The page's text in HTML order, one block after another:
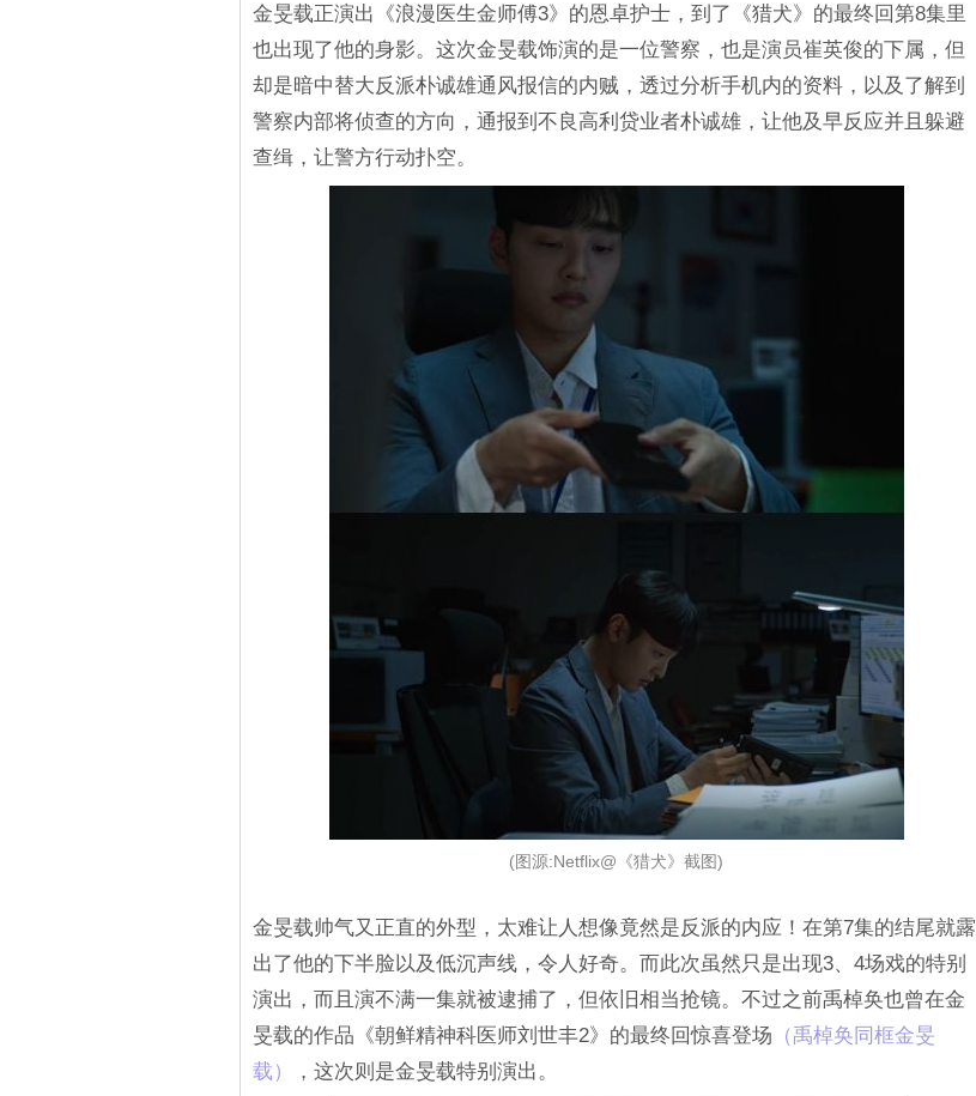
金旻载正演出《浪漫医生金师傅3》的恩卓护士，到了《猎犬》的最终回第8集里
也出现了他的身影。这次金旻载饰演的是一位警察，也是演员崔英俊的下属，但
却是暗中替大反派朴诚雄通风报信的内贼，透过分析手机内的资料，以及了解到
警察内部将侦查的方向，通报到不良高利贷业者朴诚雄，让他及早反应并且躲避
查缉，让警方行动扑空。
(图源:Netflix@《猎犬》截图)
金旻载帅气又正直的外型，太难让人想像竟然是反派的内应！在第7集的结尾就露
出了他的下半脸以及低沉声线，令人好奇。而此次虽然只是出现3、4场戏的特别
演出，而且演不满一集就被逮捕了，但依旧相当抢镜。不过之前禹棹奂也曾在金
旻载的作品《朝鲜精神科医师刘世丰2》的最终回惊喜登场 （禹棹奂同框金旻
载）
，这次则是金旻载特别演出。